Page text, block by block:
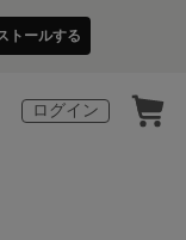
トールする
ログイン